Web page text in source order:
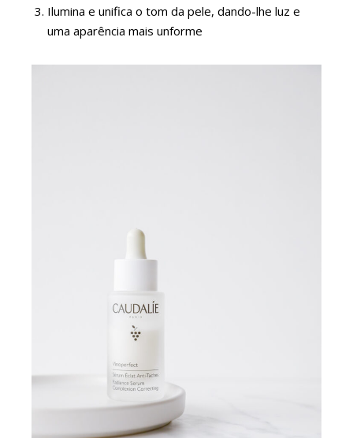
Ilumina e unifica o tom da pele, dando-lhe luz e
uma aparência mais unforme